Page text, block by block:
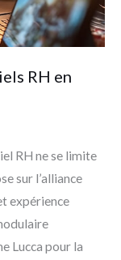
RH en
RH ne se limite
sur l’alliance
expérience
Lucca pour la